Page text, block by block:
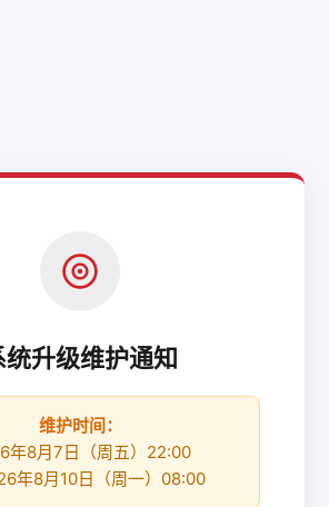
统升级维护通知
维护时间：
年8月7日（周五）22:00
年8月10日（周一）08:00